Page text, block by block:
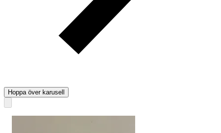
Hoppa över karusell